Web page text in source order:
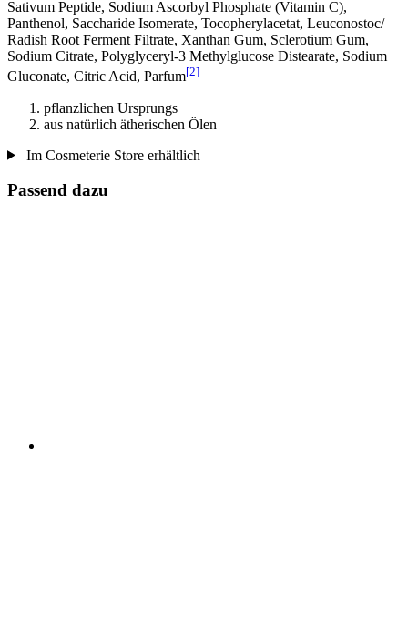
Sativum Peptide, Sodium Ascorbyl Phosphate (Vitamin C),
Panthenol, Saccharide Isomerate, Tocopherylacetat, Leuconostoc/
Radish Root Ferment Filtrate, Xanthan Gum, Sclerotium Gum,
Sodium Citrate, Polyglyceryl-3 Methylglucose Distearate, Sodium
Gluconate, Citric Acid, Parfum[2]
pflanzlichen Ursprungs
aus natürlich ätherischen Ölen
Im Cosmeterie Store erhältlich
Passend dazu